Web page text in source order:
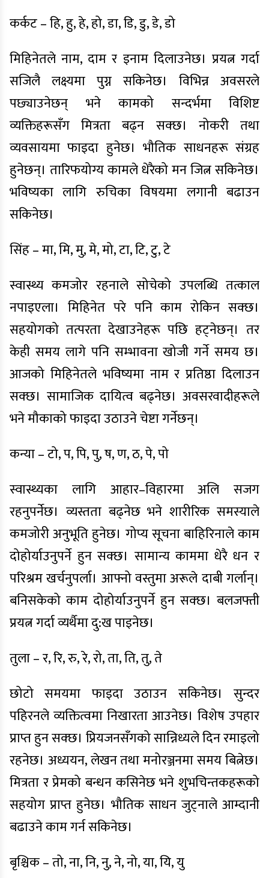
कर्कट – हि, हु, हे, हो, डा, डि, डु, डे, डो
मिहिनेतले नाम, दाम र इनाम दिलाउनेछ। प्रयत्न गर्दा
सजिलै लक्ष्यमा पुग्न सकिनेछ। विभिन्न अवसरले
पछ्याउनेछन् भने कामको सन्दर्भमा विशिष्ट
व्यक्तिहरूसँग मित्रता बढ्न सक्छ। नोकरी तथा
व्यवसायमा फाइदा हुनेछ। भौतिक साधनहरू संग्रह
हुनेछन्। तारिफयोग्य कामले धेरैको मन जित्न सकिनेछ।
भविष्यका लागि रुचिका विषयमा लगानी बढाउन
सकिनेछ।
सिंह – मा, मि, मु, मे, मो, टा, टि, टु, टे
स्वास्थ्य कमजोर रहनाले सोचेको उपलब्धि तत्काल
नपाइएला। मिहिनेत परे पनि काम रोकिन सक्छ।
सहयोगको तत्परता देखाउनेहरू पछि हट्नेछन्। तर
केही समय लागे पनि सम्भावना खोजी गर्ने समय छ।
आजको मिहिनेतले भविष्यमा नाम र प्रतिष्ठा दिलाउन
सक्छ। सामाजिक दायित्व बढ्नेछ। अवसरवादीहरूले
भने मौकाको फाइदा उठाउने चेष्टा गर्नेछन्।
कन्या – टो, प, पि, पु, ष, ण, ठ, पे, पो
स्वास्थ्यका लागि आहार–विहारमा अलि सजग
रहनुपर्नेछ। व्यस्तता बढ्नेछ भने शारीरिक समस्याले
कमजोरी अनुभूति हुनेछ। गोप्य सूचना बाहिरिनाले काम
दोहोर्याउनुपर्ने हुन सक्छ। सामान्य काममा धेरै धन र
परिश्रम खर्चनुपर्ला। आफ्नो वस्तुमा अरूले दाबी गर्लान्।
बनिसकेको काम दोहोर्याउनुपर्ने हुन सक्छ। बलजफ्ती
प्रयत्न गर्दा व्यर्थैमा दु:ख पाइनेछ।
तुला – र, रि, रु, रे, रो, ता, ति, तु, ते
छोटो समयमा फाइदा उठाउन सकिनेछ। सुन्दर
पहिरनले व्यक्तित्वमा निखारता आउनेछ। विशेष उपहार
प्राप्त हुन सक्छ। प्रियजनसँगको सान्निध्यले दिन रमाइलो
रहनेछ। अध्ययन, लेखन तथा मनोरञ्जनमा समय बित्नेछ।
मित्रता र प्रेमको बन्धन कसिनेछ भने शुभचिन्तकहरूको
सहयोग प्राप्त हुनेछ। भौतिक साधन जुट्नाले आम्दानी
बढाउने काम गर्न सकिनेछ।
बृश्चिक – तो, ना, नि, नु, ने, नो, या, यि, यु